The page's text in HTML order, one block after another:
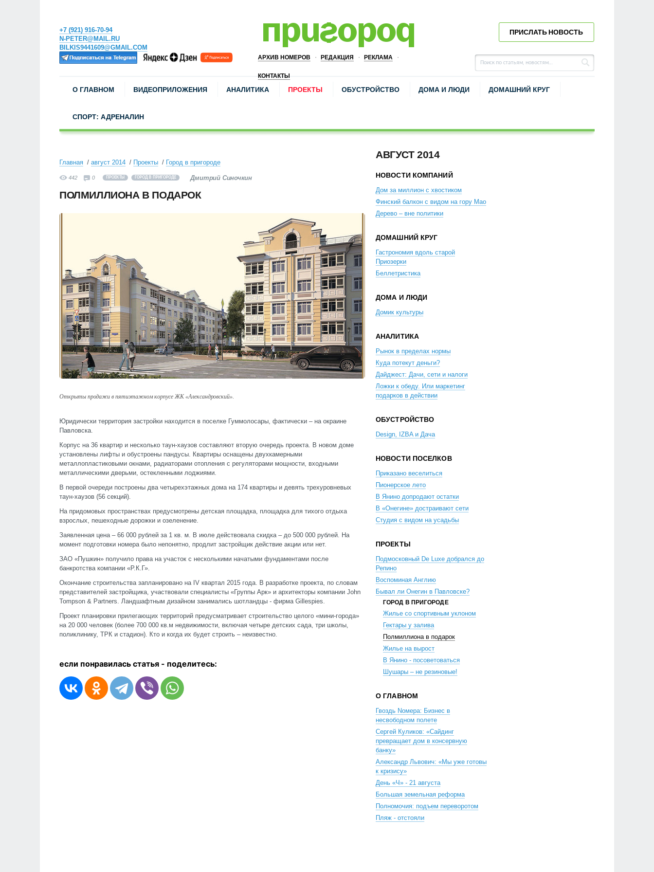
+7 (921) 916-70-94
N-PETER@MAIL.RU
BILKIS9441609@GMAIL.COM
АРХИВ НОМЕРОВ РЕДАКЦИЯ РЕКЛАМА
КОНТАКТЫ
ПРИСЛАТЬ НОВОСТЬ
О ГЛАВНОМ ВИДЕОПРИЛОЖЕНИЯ АНАЛИТИКА ПРОЕКТЫ ОБУСТРОЙСТВО ДОМА И ЛЮДИ ДОМАШНИЙ КРУГ
СПОРТ: АДРЕНАЛИН
Главная август 2014 Проекты Город в пригороде
442 0 ПРОЕКТЫ ГОРОД В ПРИГОРОДЕ Дмитрий Синочкин
ПОЛМИЛЛИОНА В ПОДАРОК
Открыты продажи в пятиэтажном корпусе ЖК «Александровский».
Юридически территория застройки находится в поселке Гуммолосары, фактически – на окраине
Павловска.
Корпус на 36 квартир и несколько таун-хаузов составляют вторую очередь проекта. В новом доме
установлены лифты и обустроены пандусы. Квартиры оснащены двухкамерными
металлопластиковыми окнами, радиаторами отопления с регуляторами мощности, входными
металлическими дверьми, остекленными лоджиями.
В первой очереди построены два четырехэтажных дома на 174 квартиры и девять трехуровневых
таун-хаузов (56 секций).
На придомовых пространствах предусмотрены детская площадка, площадка для тихого отдыха
взрослых, пешеходные дорожки и озеленение.
Заявленная цена – 66 000 рублей за 1 кв. м. В июле действовала скидка – до 500 000 рублей. На
момент подготовки номера было непонятно, продлит застройщик действие акции или нет.
ЗАО «Пушкин» получило права на участок с несколькими начатыми фундаментами после
банкротства компании «Р.К.Г».
Окончание строительства запланировано на IV квартал 2015 года. В разработке проекта, по словам
представителей застройщика, участвовали специалисты «Группы Арк» и архитекторы компании John
Tompson & Partners. Ландшафтным дизайном занимались шотландцы - фирма Gillespies.
Проект планировки прилегающих территорий предусматривает строительство целого «мини-города»
на 20 000 человек (более 700 000 кв.м недвижимости, включая четыре детских сада, три школы,
поликлинику, ТРК и стадион). Кто и когда их будет строить – неизвестно.
если понравилась статья - поделитесь:
АВГУСТ 2014
НОВОСТИ КОМПАНИЙ
Дом за миллион с хвостиком
Финский балкон с видом на гору Мао
Дерево – вне политики
ДОМАШНИЙ КРУГ
Гастрономия вдоль старой
Приозерки
Беллетристика
ДОМА И ЛЮДИ
Домик культуры
АНАЛИТИКА
Рынок в пределах нормы
Куда потекут деньги?
Дайджест: Дачи, сети и налоги
Ложки к обеду. Или маркетинг
подарков в действии
ОБУСТРОЙСТВО
Design, IZBA и Дача
НОВОСТИ ПОСЕЛКОВ
Приказано веселиться
Пионерское лето
В Янино допродают остатки
В «Онегине» достраивают сети
Студия с видом на усадьбы
ПРОЕКТЫ
Подмосковный De Luxe добрался до
Репино
Воспоминая Англию
Бывал ли Онегин в Павловске?
ГОРОД В ПРИГОРОДЕ
Жилье со спортивным уклоном
Гектары у залива
Полмиллиона в подарок
Жилье на вырост
В Янино - посоветоваться
Шушары – не резиновые!
О ГЛАВНОМ
Гвоздь Nомера: Бизнес в
несвободном полете
Сергей Куликов: «Сайдинг
превращает дом в консервную
банку»
Александр Львович: «Мы уже готовы
к кризису»
День «Ч» - 21 августа
Большая земельная реформа
Полномочия: подъем переворотом
Пляж - отстояли